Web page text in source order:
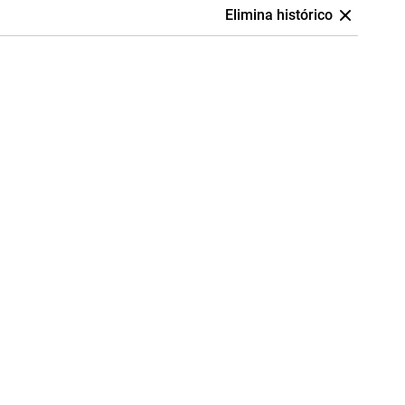
Elimina histórico